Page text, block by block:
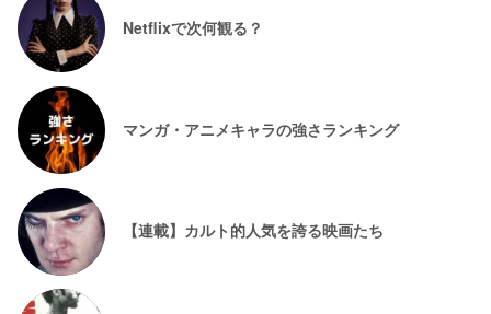
Netflixで次何観る？
マンガ・アニメキャラの強さランキング
【連載】カルト的人気を誇る映画たち